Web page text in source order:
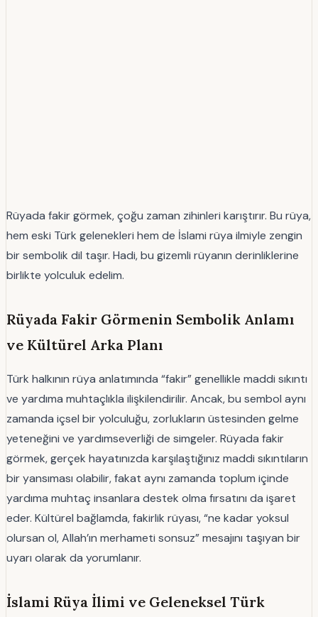
Rüyada fakir görmek, çoğu zaman zihinleri karıştırır. Bu rüya,
hem eski Türk gelenekleri hem de İslami rüya ilmiyle zengin
bir sembolik dil taşır. Hadi, bu gizemli rüyanın derinliklerine
birlikte yolculuk edelim.
Rüyada Fakir Görmenin Sembolik Anlamı
ve Kültürel Arka Planı
Türk halkının rüya anlatımında “fakir” genellikle maddi sıkıntı
ve yardıma muhtaçlıkla ilişkilendirilir. Ancak, bu sembol aynı
zamanda içsel bir yolculuğu, zorlukların üstesinden gelme
yeteneğini ve yardımseverliği de simgeler. Rüyada fakir
görmek, gerçek hayatınızda karşılaştığınız maddi sıkıntıların
bir yansıması olabilir, fakat aynı zamanda toplum içinde
yardıma muhtaç insanlara destek olma fırsatını da işaret
eder. Kültürel bağlamda, fakirlik rüyası, “ne kadar yoksul
olursan ol, Allah’ın merhameti sonsuz” mesajını taşıyan bir
uyarı olarak da yorumlanır.
İslami Rüya İlimi ve Geleneksel Türk